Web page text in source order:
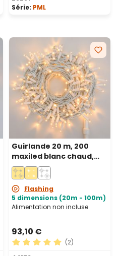
Série: PML
Guirlande 20 m, 200
maxiled blanc chaud,
câble blanc,
prolongeable, IP67
Flashing
5 dimensions (20m - 100m)
Alimentation non incluse
93,10 €
Note moyenne de 5 sur 5
(2)